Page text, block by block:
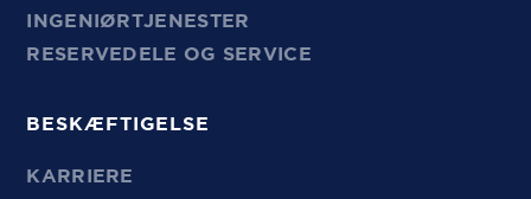
INGENIØRTJENESTER
RESERVEDELE OG SERVICE
BESKÆFTIGELSE
KARRIERE